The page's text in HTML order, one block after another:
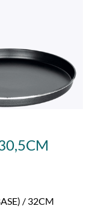
/ 32CM